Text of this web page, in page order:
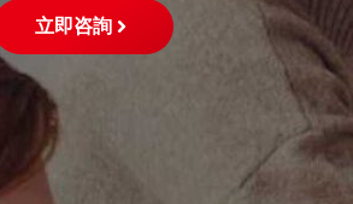
立即咨詢